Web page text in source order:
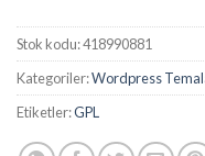
Stok kodu:418990881
Kategoriler:Wordpress
Etiketler:GPL